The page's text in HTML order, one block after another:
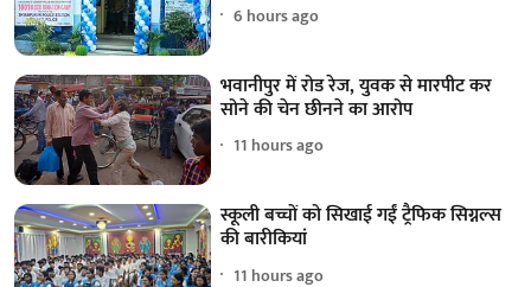
6 hours ago
भवानीपुर में रोड रेज, युवक से मारपीट कर
सोने की चेन छीनने का आरोप
11 hours ago
स्कूली बच्चों को सिखाई गईं ट्रैफिक सिग्नल्स
की बारीकियां
11 hours ago